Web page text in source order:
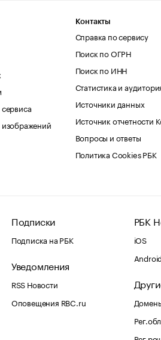
изображений
Контакты
Справка по сервису
Поиск по ОГРН
Поиск по ИНН
Статистика и
Источники данных
Источник отчетности
Вопросы и ответы
Политика Cookies РБК
Подписки
Подписка на РБК
Уведомления
RSS Новости
Оповещения RBC.ru
РБК
iOS